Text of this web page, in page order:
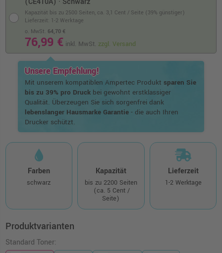
Kapazität bis zu 2500 Seiten, ca. 3,1 Cent / Seite (39% günstiger)
o. MwSt. 64,70 €
76,99 € inkl. MwSt. zzgl. Versand
Lieferzeit: 1-2 Werktage
Unsere Empfehlung!
Mit unserem kompatiblen Ampertec Produkt sparen Sie
bis zu 39% pro Druckbei gewohnt erstklassiger
Qualität. Überzeugen Sie sich sorgenfrei dank
lebenslanger Hausmarke Garantie- die auch Ihren
Drucker schützt.
Farben
schwarz
Kapazität
bis zu 2200 Seiten
(ca. 5 Cent /
Seite)
Lieferzeit
1-2 Werktage
Produktvarianten
Standard Toner: